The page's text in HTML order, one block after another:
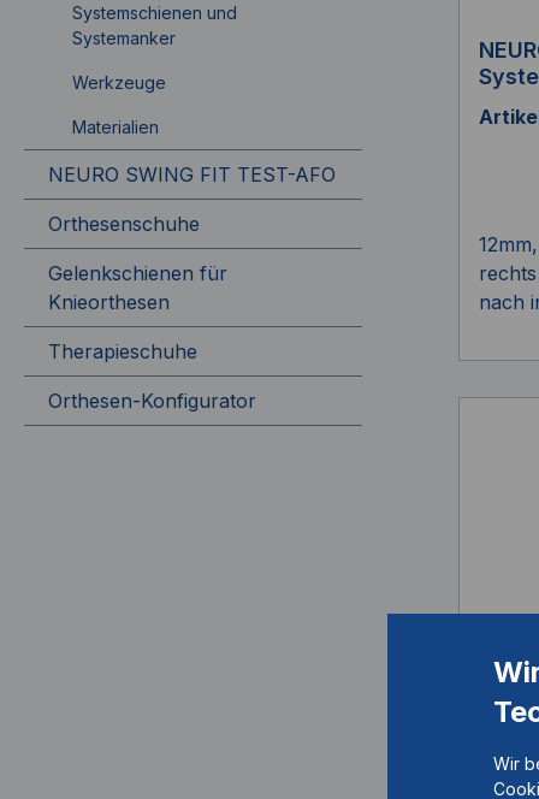
Systemschienen und
Systemanker
Werkzeuge
Materialien
NEURO SWING FIT TEST-AFO
Orthesenschuhe
Gelenkschienen für
Knieorthesen
Therapieschuhe
Orthesen-Konfigurator
nach
Wir